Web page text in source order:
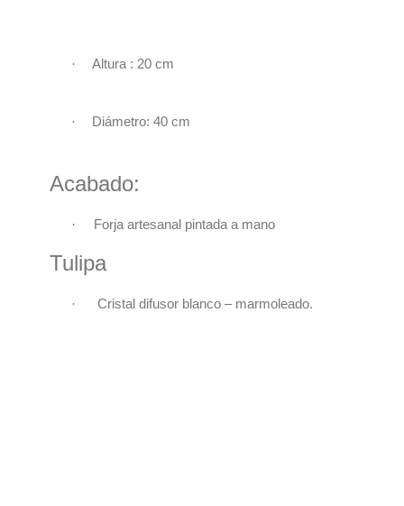
· Altura : 20 cm
· Diámetro: 40 cm
Acabado:
· Forja artesanal pintada a mano
Tulipa
· Cristal difusor blanco – marmoleado.